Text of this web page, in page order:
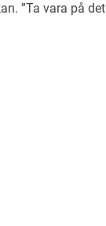
”Ta vara på det